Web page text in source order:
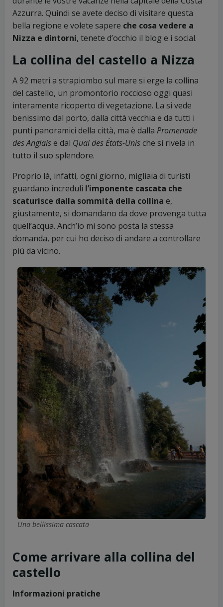
Azzurra. Quindi se avete deciso di visitare questa
bella regione e volete sapere che cosa vedere a
Nizza e dintorni, tenete d’occhio il blog e i social.
La collina del castello a Nizza
A 92 metri a strapiombo sul mare si erge la collina
del castello, un promontorio roccioso oggi quasi
interamente ricoperto di vegetazione. La si vede
benissimo dal porto, dalla città vecchia e da tutti i
punti panoramici della città, ma è dalla Promenade
des Anglaise dal Quai des États-Unische si rivela in
tutto il suo splendore.
Proprio là, infatti, ogni giorno, migliaia di turisti
guardano increduli l’imponente cascata che
scaturisce dalla sommità della collina e,
giustamente, si domandano da dove provenga tutta
quell’acqua. Anch’io mi sono posta la stessa
domanda, per cui ho deciso di andare a controllare
più da vicino.
Una bellissima cascata
Come arrivare alla collina del
castello
Informazioni pratiche